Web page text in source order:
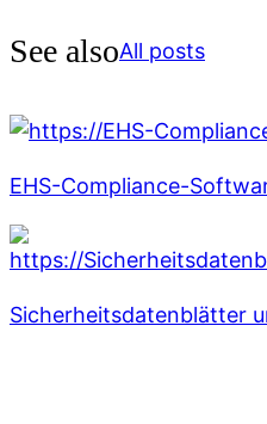
See alsoAll posts
EHS-Compliance-
Sicherheitsdatenblätter